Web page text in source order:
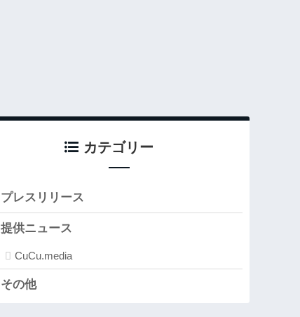
カテゴリー
プレスリリース
提供ニュース
CuCu.media
その他